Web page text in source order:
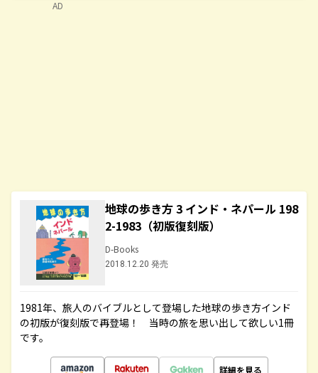
地球の歩き方 3 インド・ネパール 198
2-1983（初版復刻版）
D-Books
2018.12.20 発売
1981年、旅人のバイブルとして登場した地球の歩き方インド
の初版が復刻版で再登場！ 当時の旅を思い出して欲しい1冊
です。
詳細を見る
AD